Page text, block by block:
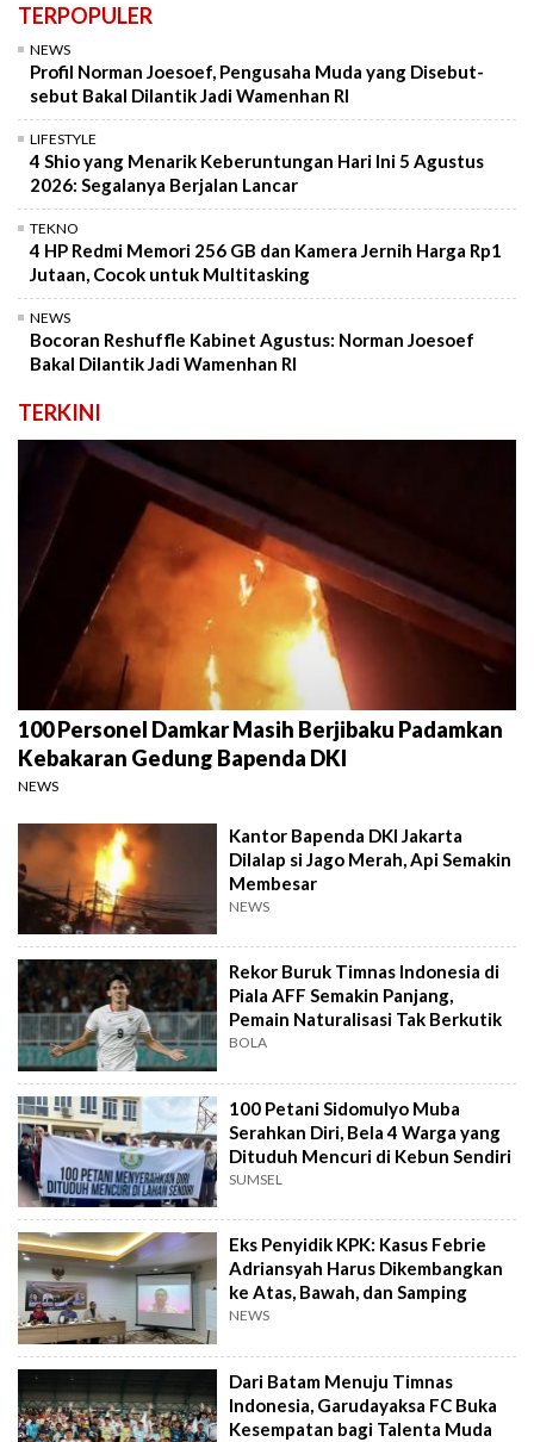
TERPOPULER
NEWS
Profil Norman Joesoef, Pengusaha Muda yang Disebut-
sebut Bakal Dilantik Jadi Wamenhan RI
LIFESTYLE
4 Shio yang Menarik Keberuntungan Hari Ini 5 Agustus
2026: Segalanya Berjalan Lancar
TEKNO
4 HP Redmi Memori 256 GB dan Kamera Jernih Harga Rp1
Jutaan, Cocok untuk Multitasking
NEWS
Bocoran Reshuffle Kabinet Agustus: Norman Joesoef
Bakal Dilantik Jadi Wamenhan RI
TERKINI
100 Personel Damkar Masih Berjibaku Padamkan
Kebakaran Gedung Bapenda DKI
NEWS
Kantor Bapenda DKI Jakarta
Dilalap si Jago Merah, Api Semakin
Membesar
NEWS
Rekor Buruk Timnas Indonesia di
Piala AFF Semakin Panjang,
Pemain Naturalisasi Tak Berkutik
BOLA
100 Petani Sidomulyo Muba
Serahkan Diri, Bela 4 Warga yang
Dituduh Mencuri di Kebun Sendiri
SUMSEL
Eks Penyidik KPK: Kasus Febrie
Adriansyah Harus Dikembangkan
ke Atas, Bawah, dan Samping
NEWS
Dari Batam Menuju Timnas
Indonesia, Garudayaksa FC Buka
Kesempatan bagi Talenta Muda